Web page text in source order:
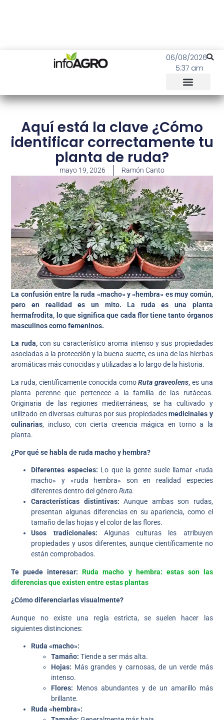
06/08/2026
5:37 am
Aquí está la clave ¿Cómo
identificar correctamente tu
planta de ruda?
mayo 19, 2026 Ramón Canto
La confusión entre la ruda «macho» y «hembra» es muy común,
pero en realidad es un mito. La ruda es una planta
hermafrodita, lo que significa que cada flor tiene tanto órganos
masculinos como femeninos.
La ruda,con su característico aroma intenso y sus propiedades
asociadas a la protección y la buena suerte, es una de las hierbas
aromáticas más conocidas y utilizadas a lo largo de la historia.
La ruda, científicamente conocida como Ruta graveolens, es una
planta perenne que pertenece a la familia de las rutáceas.
Originaria de las regiones mediterráneas, se ha cultivado y
utilizado en diversas culturas por sus propiedadesmedicinales y
culinarias, incluso, con cierta creencia mágica en torno a la
planta.
¿Por qué se habla de ruda macho y hembra?
Diferentes especies: Lo que la gente suele llamar «ruda
macho» y «ruda hembra» son en realidad especies
diferentes dentro del géneroRuta.
Características distintivas: Aunque ambas son rudas,
presentan algunas diferencias en su apariencia, como el
tamaño de las hojas y el color de las flores.
Usos tradicionales: Algunas culturas les atribuyen
propiedades y usos diferentes, aunque científicamente no
están comprobados.
Te puede interesar:Ruda macho y hembra: estas son las
diferencias que existen entre estas plantas
¿Cómo diferenciarlas visualmente?
Aunque no existe una regla estricta, se suelen hacer las
siguientes distinciones:
Ruda «macho»:
Tamaño: Tiende a ser más alta.
Hojas: Más grandes y carnosas, de un verde más
intenso.
Flores: Menos abundantes y de un amarillo más
brillante.
Ruda «hembra»: